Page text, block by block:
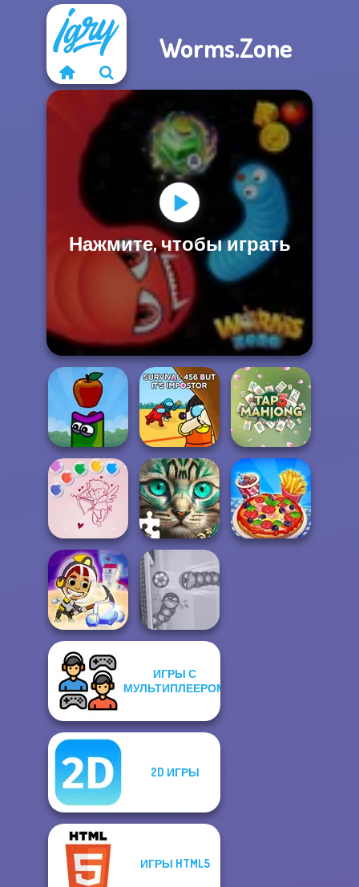
Worms.Zone
Нажмите, чтобы играть
Apple Worm
Survival 456 But
It Impostor
Tap 3 Mahjong
Bubble Shooter
Valentine
Favorite Puzzles
Idle Miner Space
Rush
ИГРЫ С
МУЛЬТИПЛЕЕРОМ
2D ИГРЫ
ИГРЫ HTML5